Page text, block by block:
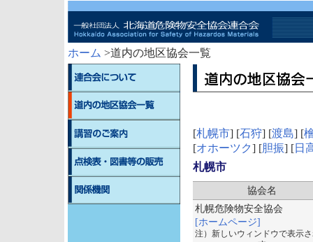
ホーム >道内の地区協会一覧
[札幌市] [石狩] [渡島] [
[オホーツク] [胆振] [日
札幌市
協会名
札幌危険物安全協会
[ホームページ]
注）新しいウィンドウで表示